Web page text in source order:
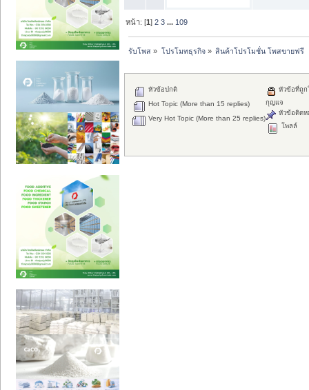
หน้า: [1]2 3 ... 109
รับโพส » โปรโมทธุรกิจ» สินค้าโปรโมชั่น โพสขายฟรี
หัวข้อปกติ
Hot Topic (More than 15 replies)
Very Hot Topic (More than 25 replies)
หัวข้อที่ถูก
กุญแจ
หัวข้อติดห
โพลล์